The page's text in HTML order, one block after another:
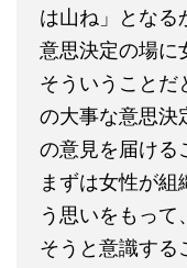
は山ね」となる
意思決定の場に
そういうことだ
の大事な意思決
の意見を届ける
まずは女性が組
う思いをもって
そうと意識する